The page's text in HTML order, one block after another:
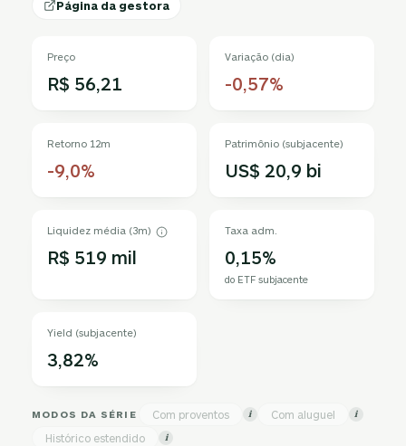
Página da gestora
Preço
R$ 56,21
Variação (dia)
-0,57%
Retorno 12m
-9,0%
Patrimônio (subjacente)
US$ 20,9 bi
Liquidez média (3m)
R$ 519 mil
Taxa adm.
0,15%
do ETF subjacente
Yield (subjacente)
3,82%
MODOS DA SÉRIE Com proventos i Com aluguel i
Histórico estendido i